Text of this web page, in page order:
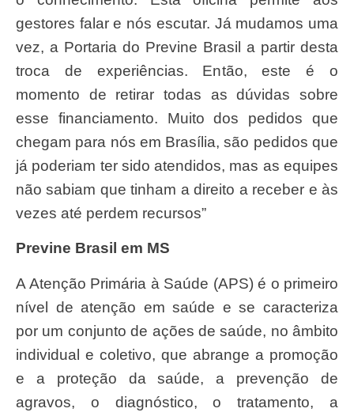
gestores falar e nós escutar. Já mudamos uma
vez, a Portaria do Previne Brasil a partir desta
troca de experiências. Então, este é o
momento de retirar todas as dúvidas sobre
esse financiamento. Muito dos pedidos que
chegam para nós em Brasília, são pedidos que
já poderiam ter sido atendidos, mas as equipes
não sabiam que tinham a direito a receber e às
vezes até perdem recursos”
Previne Brasil em MS
A Atenção Primária à Saúde (APS) é o primeiro
nível de atenção em saúde e se caracteriza
por um conjunto de ações de saúde, no âmbito
individual e coletivo, que abrange a promoção
e a proteção da saúde, a prevenção de
agravos, o diagnóstico, o tratamento, a